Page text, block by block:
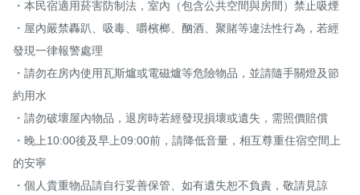
・本民宿適用菸害防制法，室內（包含公共空間與房間）禁止吸煙
・屋內嚴禁轟趴、吸毒、嚼檳榔、酗酒、聚賭等違法性行為，若經
發現一律報警處理
・請勿在房內使用瓦斯爐或電磁爐等危險物品，並請隨手關燈及節
約用水
・請勿破壞屋內物品，退房時若經發現損壞或遺失，需照價賠償
・晚上10:00後及早上09:00前，請降低音量，相互尊重住宿空間上
的安寧
・個人貴重物品請自行妥善保管、如有遺失恕不負責，敬請見諒